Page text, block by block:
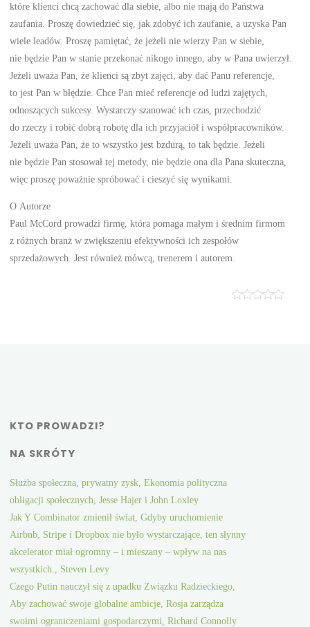
które klienci chcą zachować dla siebie, albo nie mają do Państwa
zaufania. Proszę dowiedzieć się, jak zdobyć ich zaufanie, a uzyska Pan
wiele leadów. Proszę pamiętać, że jeżeli nie wierzy Pan w siebie,
nie będzie Pan w stanie przekonać nikogo innego, aby w Pana uwierzył.
Jeżeli uważa Pan, że klienci są zbyt zajęci, aby dać Panu referencje,
to jest Pan w błędzie. Chce Pan mieć referencje od ludzi zajętych,
odnoszących sukcesy. Wystarczy szanować ich czas, przechodzić
do rzeczy i robić dobrą robotę dla ich przyjaciół i współpracowników.
Jeżeli uważa Pan, że to wszystko jest bzdurą, to tak będzie. Jeżeli
nie będzie Pan stosował tej metody, nie będzie ona dla Pana skuteczna,
więc proszę poważnie spróbować i cieszyć się wynikami.
O Autorze
Paul McCord prowadzi firmę, która pomaga małym i średnim firmom
z różnych branż w zwiększeniu efektywności ich zespołów
sprzedażowych. Jest również mówcą, trenerem i autorem.
KTO PROWADZI?
NA SKRÓTY
Służba społeczna, prywatny zysk, Ekonomia polityczna
obligacji społecznych, Jesse Hajer i John Loxley
Jak Y Combinator zmienił świat, Gdyby uruchomienie
Airbnb, Stripe i Dropbox nie było wystarczające, ten słynny
akcelerator miał ogromny – i mieszany – wpływ na nas
wszystkich., Steven Levy
Czego Putin nauczył się z upadku Związku Radzieckiego,
Aby zachować swoje globalne ambicje, Rosja zarządza
swoimi ograniczeniami gospodarczymi, Richard Connolly